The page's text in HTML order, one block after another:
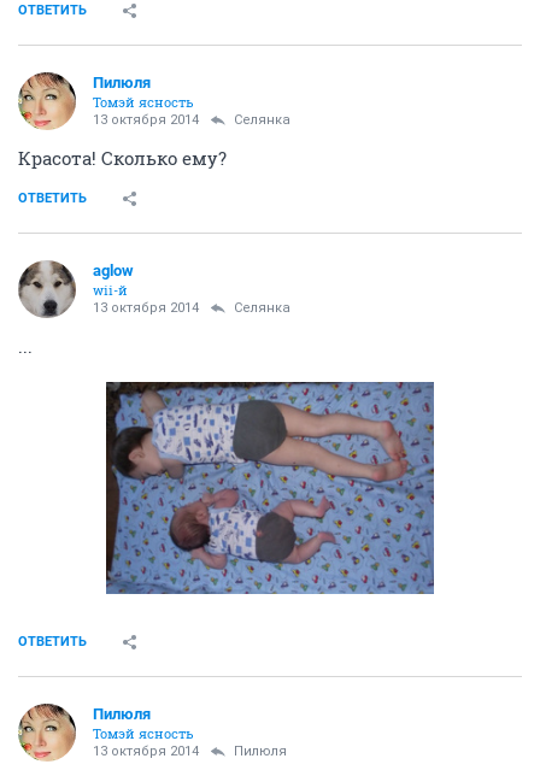
ОТВЕТИТЬ
Пилюля
Томэй ясность
13 октября 2014 Сeлянка
Красота! Сколько ему?
ОТВЕТИТЬ
aglow
wii-й
13 октября 2014 Сeлянка
...
ОТВЕТИТЬ
Пилюля
Томэй ясность
13 октября 2014 Пилюля